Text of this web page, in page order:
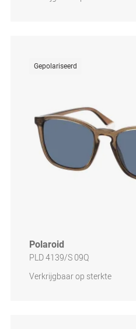
Gepolariseerd
Polaroid
PLD 4139/S 09Q
Verkrijgbaar op sterkte